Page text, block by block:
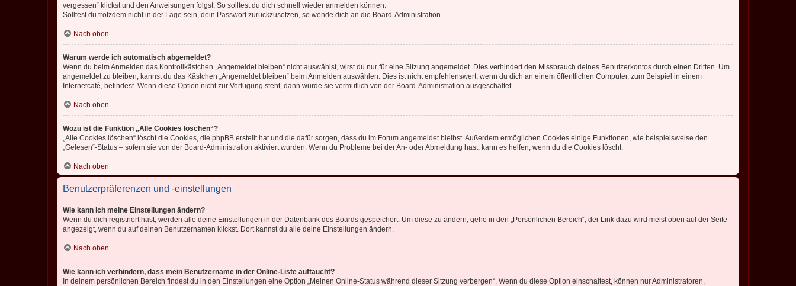
vergessen“ klickst und den Anweisungen folgst. So solltest du dich schnell wieder anmelden können.
Solltest du trotzdem nicht in der Lage sein, dein Passwort zurückzusetzen, so wende dich an die Board-Administration.
Nach oben
Warum werde ich automatisch abgemeldet?
Wenn du beim Anmelden das Kontrollkästchen „Angemeldet bleiben“ nicht auswählst, wirst du nur für eine Sitzung angemeldet. Dies verhindert den Missbrauch deines Benutzerkontos durch einen Dritten. Um
angemeldet zu bleiben, kannst du das Kästchen „Angemeldet bleiben“ beim Anmelden auswählen. Dies ist nicht empfehlenswert, wenn du dich an einem öffentlichen Computer, zum Beispiel in einem
Internetcafé, befindest. Wenn diese Option nicht zur Verfügung steht, dann wurde sie vermutlich von der Board-Administration ausgeschaltet.
Nach oben
Wozu ist die Funktion „Alle Cookies löschen“?
„Alle Cookies löschen“ löscht die Cookies, die phpBB erstellt hat und die dafür sorgen, dass du im Forum angemeldet bleibst. Außerdem ermöglichen Cookies einige Funktionen, wie beispielsweise den
„Gelesen“-Status – sofern sie von der Board-Administration aktiviert wurden. Wenn du Probleme bei der An- oder Abmeldung hast, kann es helfen, wenn du die Cookies löscht.
Nach oben
Benutzerpräferenzen und -einstellungen
Wie kann ich meine Einstellungen ändern?
Wenn du dich registriert hast, werden alle deine Einstellungen in der Datenbank des Boards gespeichert. Um diese zu ändern, gehe in den „Persönlichen Bereich“; der Link dazu wird meist oben auf der Seite
angezeigt, wenn du auf deinen Benutzernamen klickst. Dort kannst du alle deine Einstellungen ändern.
Nach oben
Wie kann ich verhindern, dass mein Benutzername in der Online-Liste auftaucht?
In deinem persönlichen Bereich findest du in den Einstellungen eine Option „Meinen Online-Status während dieser Sitzung verbergen“. Wenn du diese Option einschaltest, können nur Administratoren,